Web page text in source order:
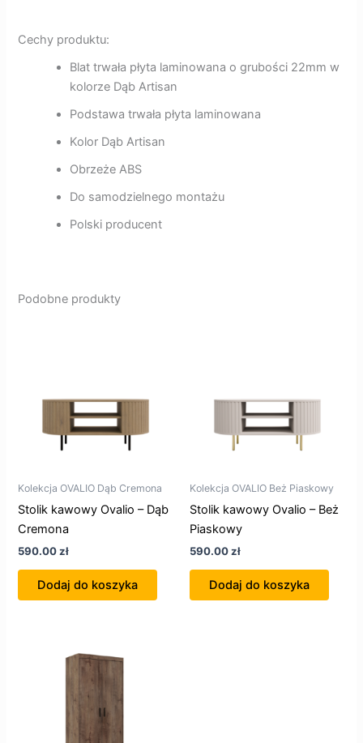
Cechy produktu:
Blat trwała płyta laminowana o grubości 22mm w
kolorze Dąb Artisan
Podstawa trwała płyta laminowana
Kolor Dąb Artisan
Obrzeże ABS
Do samodzielnego montażu
Polski producent
Podobne produkty
Kolekcja OVALIO Dąb Cremona
Stolik kawowy Ovalio – Dąb
Cremona
590.00zł
Dodaj do koszyka
Kolekcja OVALIO Beż Piaskowy
Stolik kawowy Ovalio – Beż
Piaskowy
590.00zł
Dodaj do koszyka